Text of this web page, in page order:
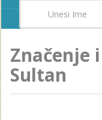
Značenje
Sultan